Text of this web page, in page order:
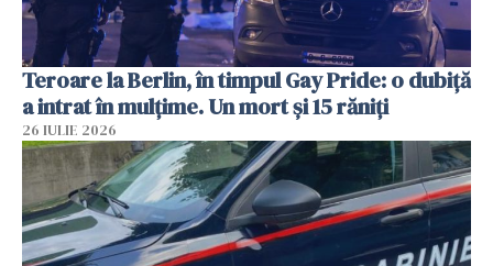
Teroare la Berlin, în timpul Gay Pride: o dubiță
a intrat în mulțime. Un mort și 15 răniți
26 IULIE 2026